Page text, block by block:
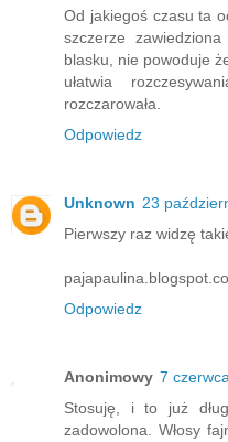
Od jakiegoś czasu ta
szczerze
blasku, nie powoduje
ułatwia
rozczarowała.
Odpowiedz
Unknown 23
Pierwszy raz widzę
Odpowiedz
Anonimowy 7
Stosuję, i to już
zadowolona. Włosy